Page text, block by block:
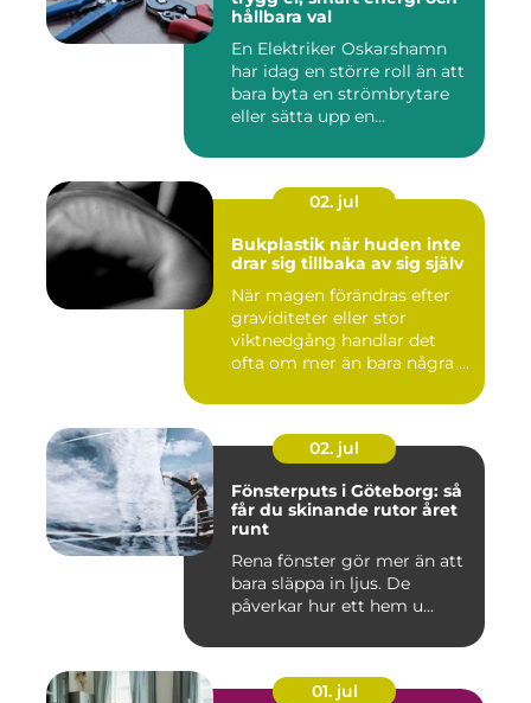
hållbara val
En Elektriker Oskarshamn
har idag en större roll än att
bara byta en strömbrytare
eller sätta upp en...
02. jul
Bukplastik när huden inte
drar sig tillbaka av sig själv
När magen förändras efter
graviditeter eller stor
viktnedgång handlar det
ofta om mer än bara några ...
02. jul
Fönsterputs i Göteborg: så
får du skinande rutor året
runt
Rena fönster gör mer än att
bara släppa in ljus. De
påverkar hur ett hem u...
01. jul